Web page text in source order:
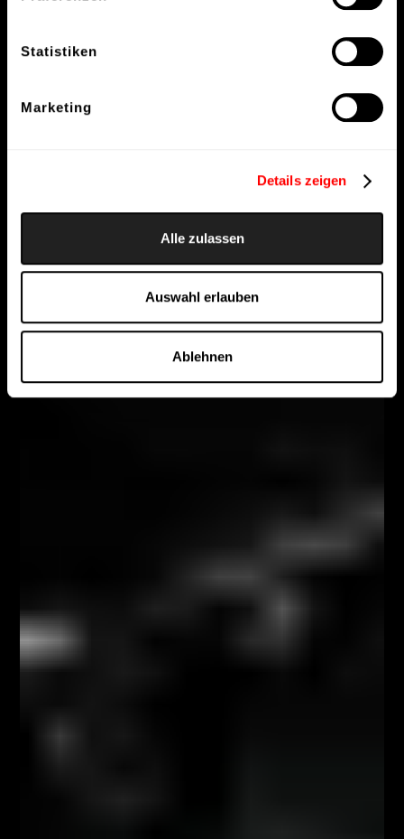
Statistiken
Marketing
Details zeigen
Alle zulassen
Auswahl erlauben
Ablehnen